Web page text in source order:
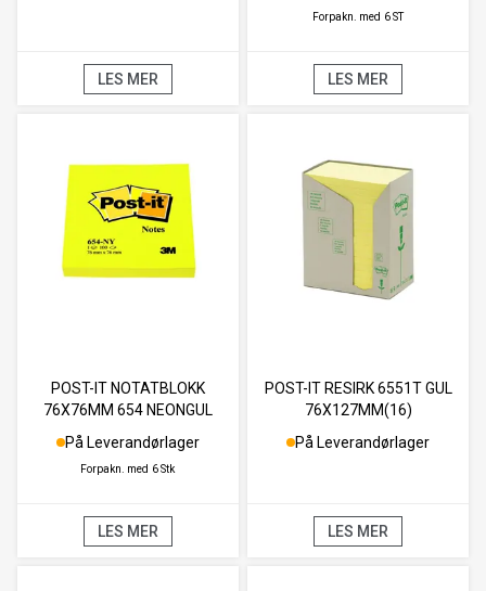
LES MER
Forpakn. med 6 ST
LES MER
POST-IT NOTATBLOKK
76X76MM 654 NEONGUL
På Leverandørlager
Forpakn. med 6 Stk
LES MER
POST-IT RESIRK 6551T GUL
76X127MM(16)
På Leverandørlager
LES MER